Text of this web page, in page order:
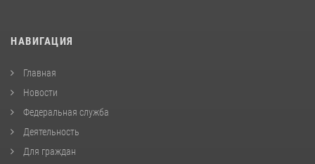
НАВИГАЦИЯ
Главная
Новости
Федеральная служба
Деятельность
Для граждан